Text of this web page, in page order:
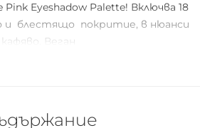
Eyeshadow Palette! Включва 18
и блестящо покритие, в нюанси
Веган